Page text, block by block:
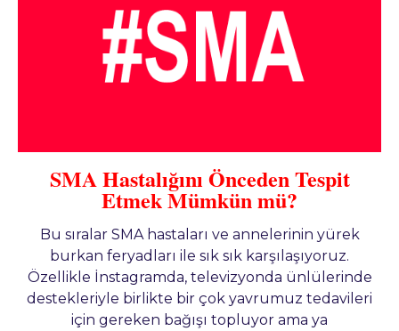
SMA Hastalığını Önceden Tespit
Etmek Mümkün mü?
Bu sıralar SMA hastaları ve annelerinin yürek
burkan feryadları ile sık sık karşılaşıyoruz.
Özellikle İnstagramda, televizyonda ünlülerinde
destekleriyle birlikte bir çok yavrumuz tedavileri
için gereken bağışı topluyor ama ya